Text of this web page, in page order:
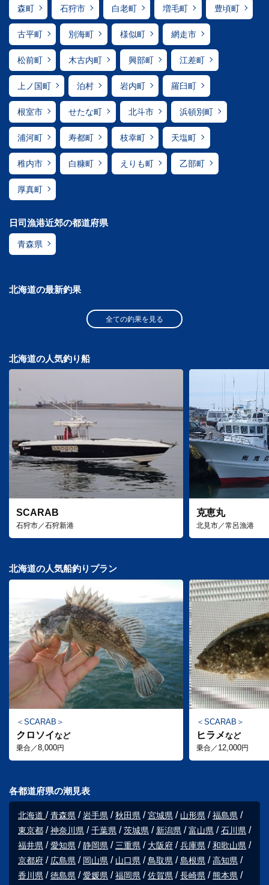
森町 石狩市 白老町 増毛町 豊頃町
古平町 別海町 様似町 網走市
松前町 木古内町 興部町 江差町
上ノ国町 泊村 岩内町 羅臼町
根室市 せたな町 北斗市 浜頓別町
浦河町 寿都町 枝幸町 天塩町
稚内市 白糠町 えりも町 乙部町
厚真町
日司漁港近郊の都道府県
青森県
北海道の最新釣果
全ての釣果を見る
北海道の人気釣り船
SCARAB
石狩市／石狩新港
克恵丸
北見市／常呂漁港
北海道の人気船釣りプラン
SCARAB
クロソイなど
乗合／8,000円
SCARAB
ヒラメなど
乗合／ 12,000円
各都道府県の潮見表
北海道 青森県 岩手県 秋田県 宮城県 山形県
福島県
東京都
神奈川県 千葉県 茨城県 新潟県 富山県
石川県
福井県
愛知県 静岡県 三重県 大阪府 兵庫県
和歌山県
京都府
広島県 岡山県 山口県 鳥取県 島根県
高知県
香川県
徳島県 愛媛県 福岡県 佐賀県 長崎県
熊本県